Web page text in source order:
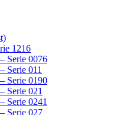
1216
Serie 0076
Serie 011
Serie 0190
Serie 021
Serie 0241
Serie 027